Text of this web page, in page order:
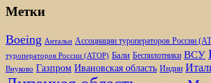
Метки
Boeing Антальи Ассоциации туроператоров России
туроператоров России (АТОР) Бали Беспилотники ВСУ
Внуково Газпром Ивановская область Индии